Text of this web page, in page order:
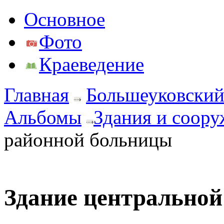
Основное
Фото
Краеведение
Главная
Альбомы Здания и
районной больницы
Здание